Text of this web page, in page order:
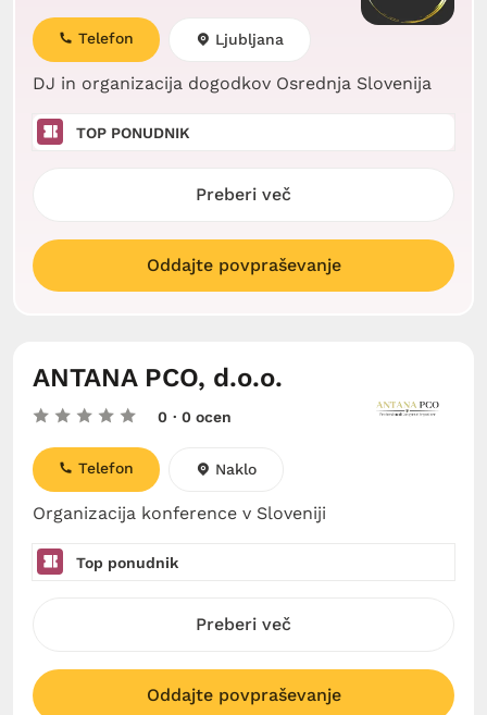
DJ in organizacija dogodkov Osrednja Slovenija
Telefon Ljubljana
TOP PONUDNIK
Preberi več
Oddajte povpraševanje
ANTANA PCO, d.o.o.
0 · 0 ocen
Organizacija konference v Sloveniji
Telefon Naklo
Top ponudnik
Preberi več
Oddajte povpraševanje